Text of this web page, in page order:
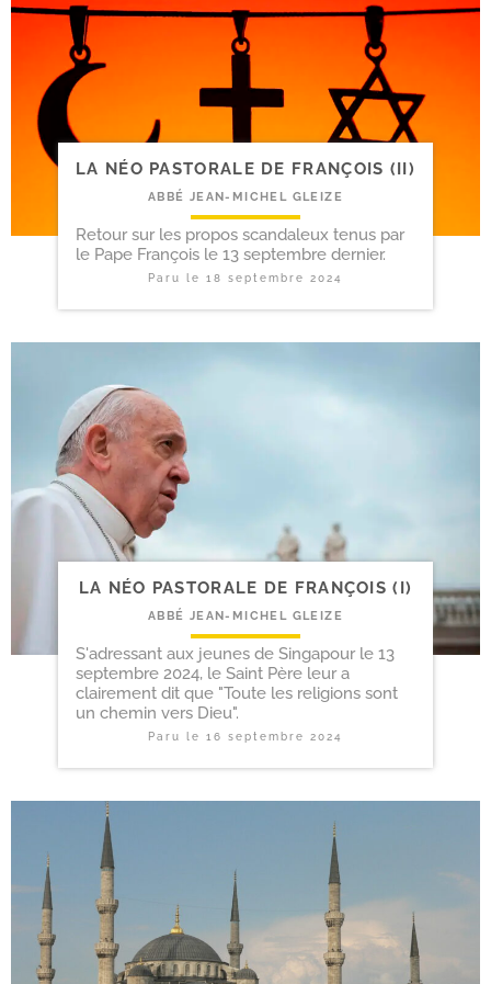
LA NÉO PASTORALE DE FRANÇOIS (II)
ABBÉ JEAN-MICHEL GLEIZE
Retour sur les propos scandaleux tenus par
le Pape François le 13 septembre dernier.
Paru le 18 septembre 2024
LA NÉO PASTORALE DE FRANÇOIS (I)
ABBÉ JEAN-MICHEL GLEIZE
S'adressant aux jeunes de Singapour le 13
septembre 2024, le Saint Père leur a
clairement dit que "Toute les religions sont
un chemin vers Dieu".
Paru le 16 septembre 2024